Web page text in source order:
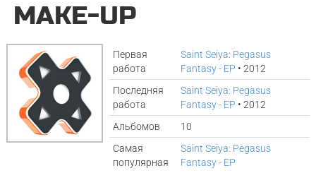
MAKE-UP
Первая
работа
Saint Seiya: Pegasus
Fantasy - EP • 2012
Последняя
работа
Saint Seiya: Pegasus
Fantasy - EP • 2012
Альбомов
10
Самая
популярная
Saint Seiya: Pegasus
Fantasy - EP